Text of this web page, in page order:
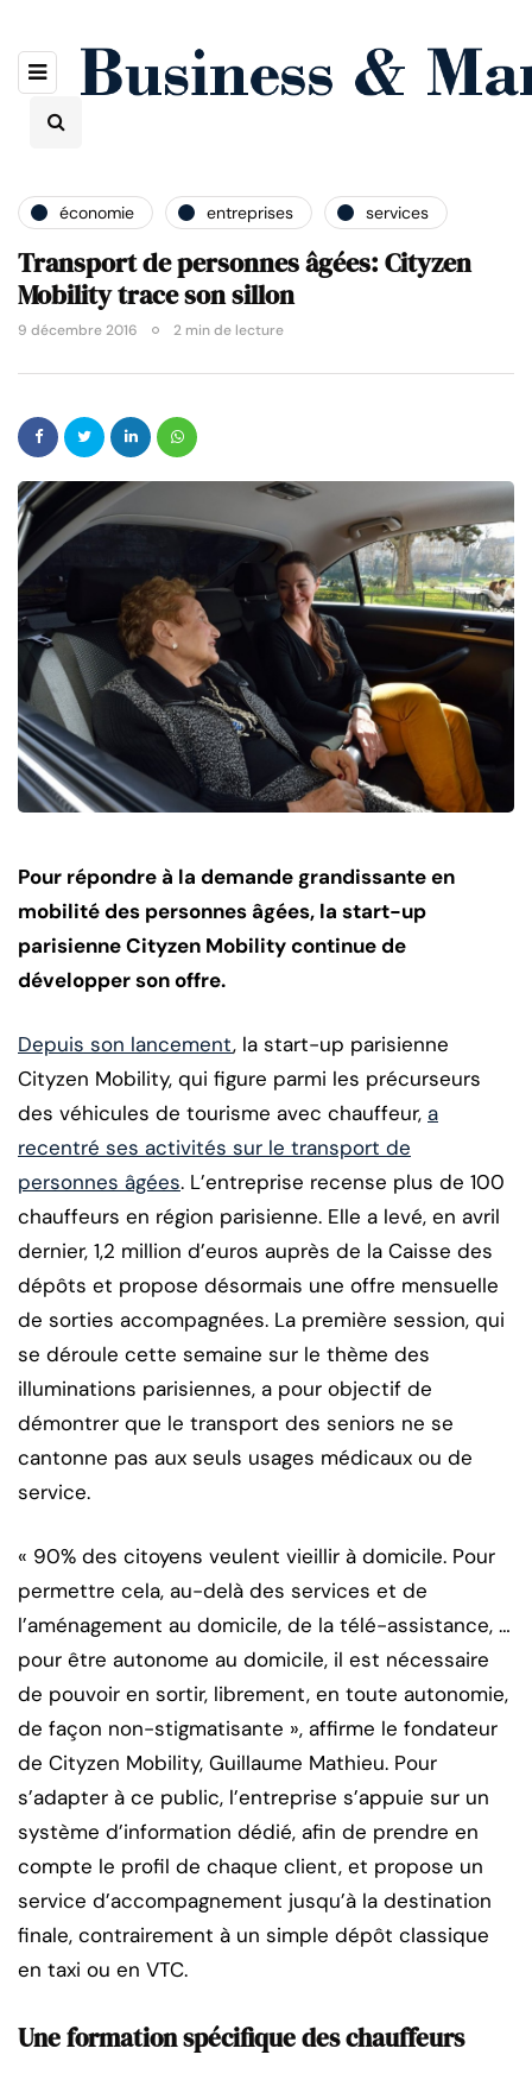
économie entreprises services
Transport de personnes âgées: Cityzen
Mobility trace son sillon
9 décembre 2016 2 min de lecture
Pour répondre à la demande grandissante en
mobilité des personnes âgées, la start-up
parisienne Cityzen Mobility continue de
développer son offre.
Depuis son lancement, la start-up parisienne
Cityzen Mobility, qui figure parmi les précurseurs
des véhicules de tourisme avec chauffeur, a
recentré ses activités sur le transport de
personnes âgées. L’entreprise recense plus de 100
chauffeurs en région parisienne. Elle a levé, en avril
dernier, 1,2 million d’euros auprès de la Caisse des
dépôts et propose désormais une offre mensuelle
de sorties accompagnées. La première session, qui
se déroule cette semaine sur le thème des
illuminations parisiennes, a pour objectif de
démontrer que le transport des seniors ne se
cantonne pas aux seuls usages médicaux ou de
service.
« 90% des citoyens veulent vieillir à domicile. Pour
permettre cela, au-delà des services et de
l’aménagement au domicile, de la télé-assistance, …
pour être autonome au domicile, il est nécessaire
de pouvoir en sortir, librement, en toute autonomie,
de façon non-stigmatisante », affirme le fondateur
de Cityzen Mobility, Guillaume Mathieu. Pour
s’adapter à ce public, l’entreprise s’appuie sur un
système d’information dédié, afin de prendre en
compte le profil de chaque client, et propose un
service d’accompagnement jusqu’à la destination
finale, contrairement à un simple dépôt classique
en taxi ou en VTC.
Une formation spécifique des chauffeurs